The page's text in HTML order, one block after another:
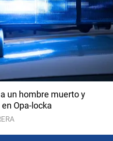
un hombre muerto y
Opa-locka